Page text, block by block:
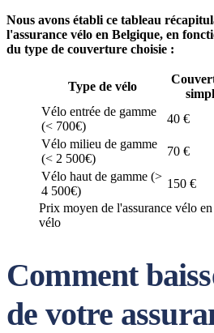
Nous avons établi ce tableau
l'assurance vélo en Belgique, en
du type de couverture choisie :
Type de vélo
Vélo entrée de gamme
(< 700€)
40 €
Vélo milieu de gamme
(< 2 500€)
70 €
Vélo haut de gamme (>
4 500€)
150 €
Prix moyen de l'assurance vélo
vélo
Comment
de votre